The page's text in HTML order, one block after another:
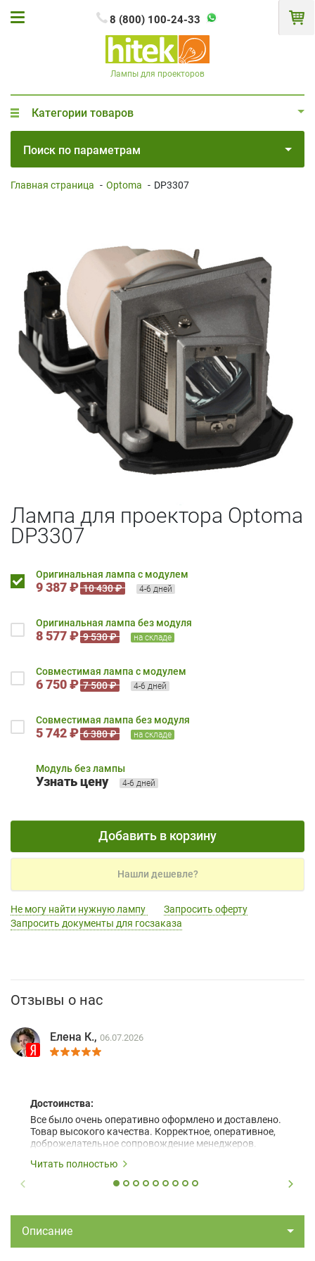
8 (800) 100-24-33
Лампы для проекторов
Категории товаров
Поиск по параметрам
Главная страница - Optoma - DP3307
Лампа для проектора Optoma
DP3307
Оригинальная лампа с модулем
9 387 ₽ 10 430 ₽ 4-6 дней
Оригинальная лампа без модуля
8 577 ₽ 9 530 ₽ на складе
Совместимая лампа с модулем
6 750 ₽ 7 500 ₽ 4-6 дней
Совместимая лампа без модуля
5 742 ₽ 6 380 ₽ на складе
Модуль без лампы
Узнать цену 4-6 дней
Добавить в корзину
Нашли дешевле?
Не могу найти нужную лампу
Запросить оферту
Запросить документы для госзаказа
Отзывы о нас
Елена К., 06.07.2026
Достоинства:
Все было очень оперативно оформлено и доставлено.
Товар высокого качества. Корректное, оперативное,
доброжелательное сопровождение менеджеров.
Читать полностью
Описание